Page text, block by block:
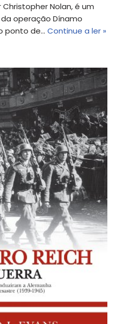
Christopher Nolan, é um
operação Dínamo
ponto de… Continue a ler »